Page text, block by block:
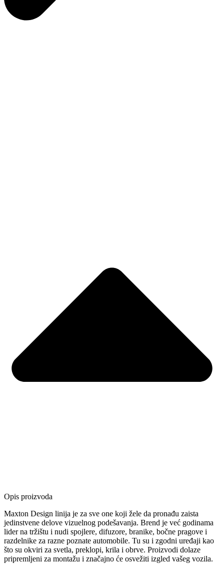
Opis proizvoda
Maxton Design linija je za sve one koji žele da pronađu zaista
jedinstvene delove vizuelnog podešavanja. Brend je već godinama
lider na tržištu i nudi spojlere, difuzore, branike, bočne pragove i
razdelnike za razne poznate automobile. Tu su i zgodni uređaji kao
što su okviri za svetla, preklopi, krila i obrve. Proizvodi dolaze
pripremljeni za montažu i značajno će osvežiti izgled vašeg vozila.